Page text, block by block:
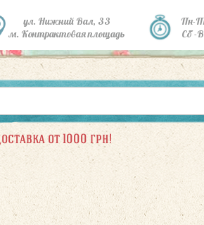
ул. Нижний Вал, 33
м. Контрактовая площадь
Пн-
Сб -
от 1000 грн!